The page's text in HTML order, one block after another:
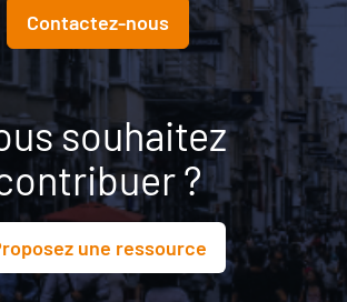
Contactez-nous
souhaitez
?
une ressource